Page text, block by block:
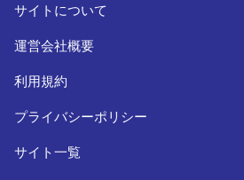
サイトについて
運営会社概要
利用規約
プライバシーポリシー
サイト一覧